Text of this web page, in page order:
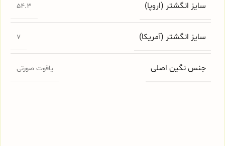
سایز انگشتر (اروپا) 54.3
سایز انگشتر (آمریکا) 7
جنس نگین اصلی یاقوت صورتی